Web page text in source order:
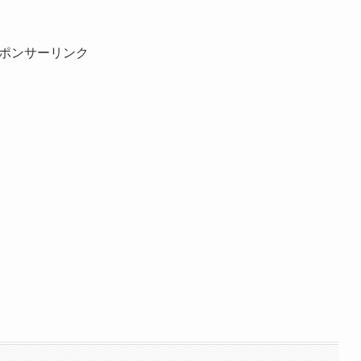
ンサーリンク